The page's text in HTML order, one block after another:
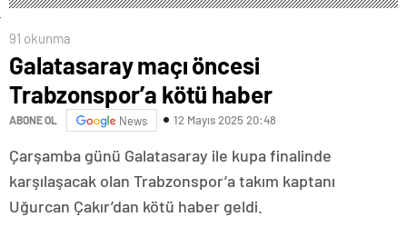
91 okunma
Galatasaray maçı öncesi
Trabzonspor’a kötü haber
ABONE OL News 12 Mayıs 2025 20:48
Çarşamba günü Galatasaray ile kupa finalinde
karşılaşacak olan Trabzonspor’a takım kaptanı
Uğurcan Çakır’dan kötü haber geldi.